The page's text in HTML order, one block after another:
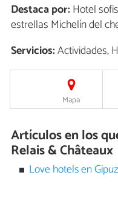
Destaca por:Hotel
estrellas Michelín del
Servicios:Actividades,
Mapa
Artículos en los
Relais & Châteaux
Love hotels en